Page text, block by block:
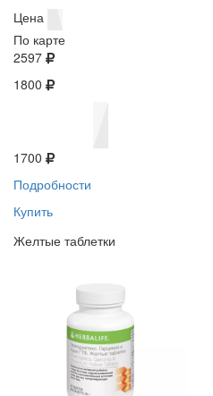
Цена
По карте
2597
1800
1700
Подробности
Купить
Желтые таблетки